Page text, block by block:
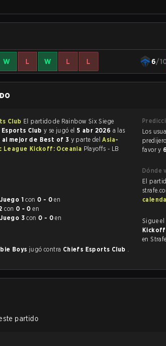
W L W L L 6/
Club El partido de Rainbow Six Siege
Club y se jugó el5 abr 2026 a las
al mejor de Best of 3 y parte delAsia-
League Kickoff: Oceania Playoffs - LB
Juego 1 con 0 - 0 en
con 0 - 0 en
Juego 3 con 0 - 0 en
Boys jugó contra Chiefs Esports Club .
Los usuarios de Strafe
favor y
Dónde
El
Sigue el
en
partido